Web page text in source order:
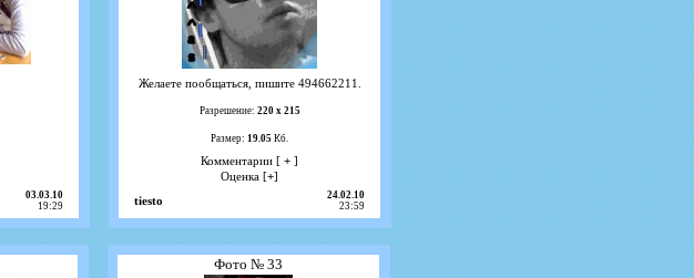
03.03.10
19:29
Желаете пообщаться, пишите 494662211.
Разрешение: 220 х 215
Размер: 19.05 Кб.
Комментарии [ + ]
Оценка [+]
tiesto
24.02.10
23:59
Фото № 33